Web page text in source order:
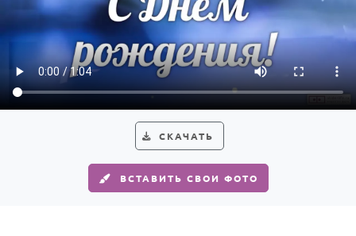
Юбилей
Свадьба
Годовщина свадьбы
Календарь праздников
Женщине
Мужчине
СКАЧАТЬ
ВСТАВИТЬ СВОИ ФОТО